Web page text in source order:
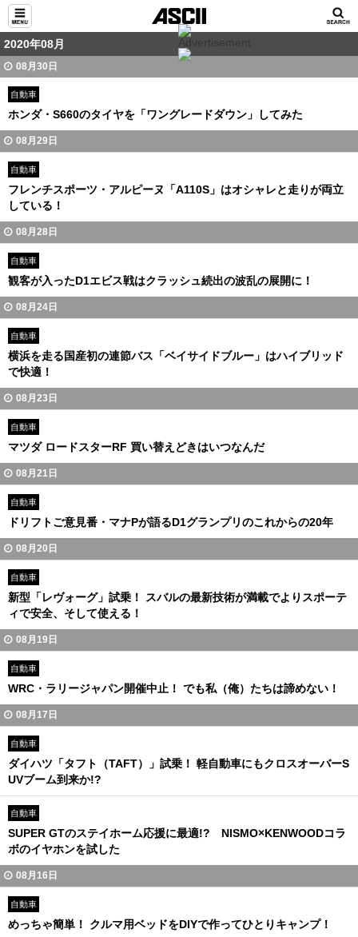
2020年08月
08月30日
自動車
ホンダ・S660のタイヤを「ワングレードダウン」してみた
08月29日
自動車
フレンチスポーツ・アルピーヌ「A110S」はオシャレと走りが両立
している！
08月28日
自動車
観客が入ったD1エビス戦はクラッシュ続出の波乱の展開に！
08月24日
自動車
横浜を走る国産初の連節バス「ベイサイドブルー」はハイブリッド
で快適！
08月23日
自動車
マツダ ロードスターRF 買い替えどきはいつなんだ
08月21日
自動車
ドリフトご意見番・マナPが語るD1グランプリのこれからの20年
08月20日
自動車
新型「レヴォーグ」試乗！ スバルの最新技術が満載でよりスポーテ
ィで安全、そして使える！
08月19日
自動車
WRC・ラリージャパン開催中止！ でも私（俺）たちは諦めない！
08月17日
自動車
ダイハツ「タフト（TAFT）」試乗！ 軽自動車にもクロスオーバーS
UVブーム到来か!?
自動車
SUPER GTのステイホーム応援に最適!? NISMO×KENWOODコラ
ボのイヤホンを試した
08月16日
自動車
めっちゃ簡単！ クルマ用ベッドをDIYで作ってひとりキャンプ！